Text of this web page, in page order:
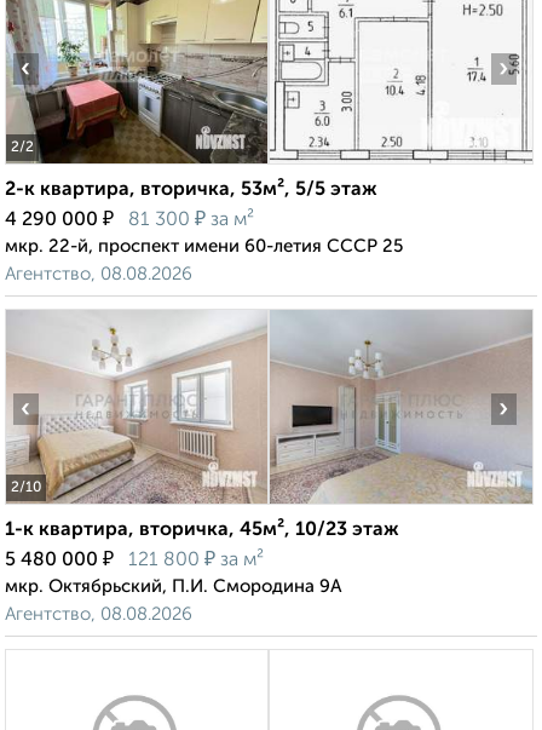
2/2
‹ ›
2-к квартира, вторичка, 53м², 5/5 этаж
4 290 000 ₽ 81 300 ₽ за м²
мкр. 22-й, проспект имени 60-летия СССР 25
Агентство, 08.08.2026
2/10
‹ ›
1-к квартира, вторичка, 45м², 10/23 этаж
5 480 000 ₽ 121 800 ₽ за м²
мкр. Октябрьский, П.И. Смородина 9А
Агентство, 08.08.2026